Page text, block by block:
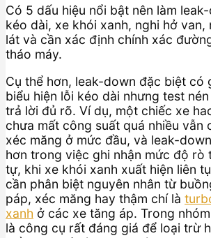
Có 5 dấu hiệu nổi bật nên làm
kéo dài, xe khói xanh, nghi hở van,
lát và cần xác định chính xác
tháo máy.
Cụ thể hơn, leak-down đặc biệt có
biểu hiện lỗi kéo dài nhưng test
trả lời đủ rõ. Ví dụ, một chiếc xe
chưa mất công suất quá nhiều vẫn
xéc măng ở mức đầu, và leak-
hơn trong việc ghi nhận mức độ rò
tự, khi xe khói xanh xuất hiện liên
cần phân biệt nguyên nhân từ
páp, xéc măng hay thậm chí là
xanh ở các xe tăng áp. Trong
là công cụ rất đáng giá để loại trừ